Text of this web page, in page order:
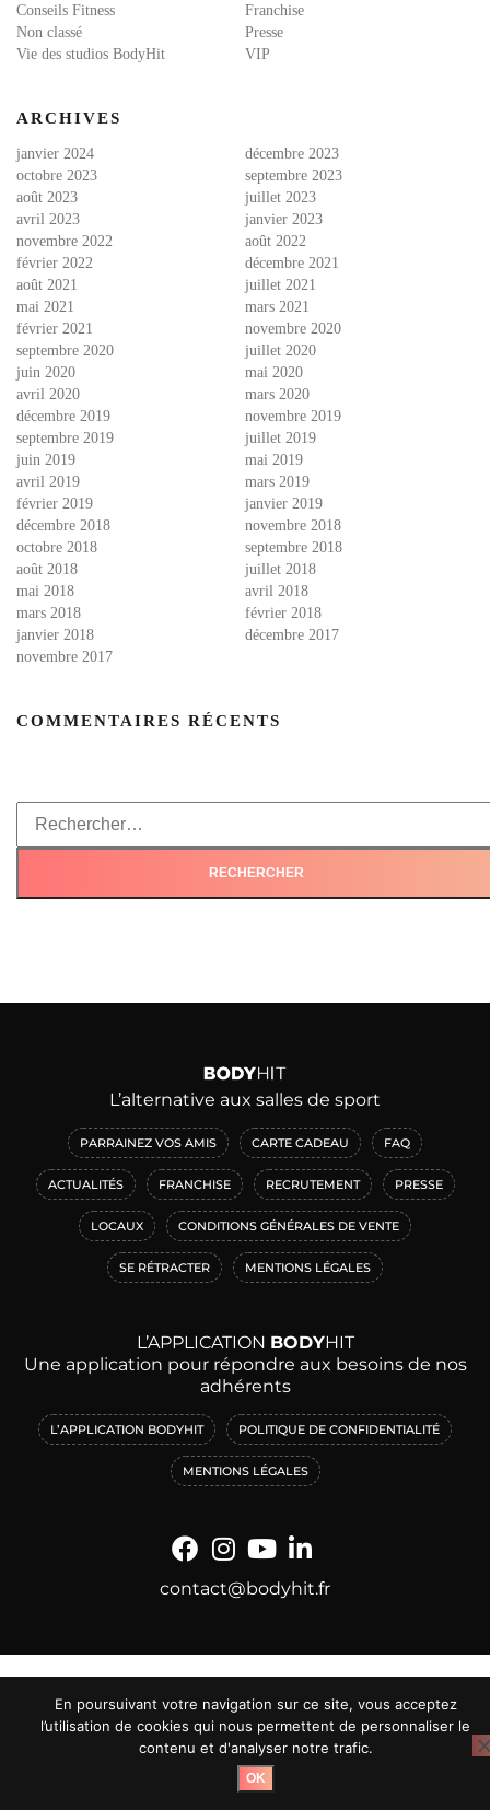
Conseils Fitness
Franchise
Non classé
Presse
Vie des studios BodyHit
VIP
ARCHIVES
janvier 2024
décembre 2023
octobre 2023
septembre 2023
août 2023
juillet 2023
avril 2023
janvier 2023
novembre 2022
août 2022
février 2022
décembre 2021
août 2021
juillet 2021
mai 2021
mars 2021
février 2021
novembre 2020
septembre 2020
juillet 2020
juin 2020
mai 2020
avril 2020
mars 2020
décembre 2019
novembre 2019
septembre 2019
juillet 2019
juin 2019
mai 2019
avril 2019
mars 2019
février 2019
janvier 2019
décembre 2018
novembre 2018
octobre 2018
septembre 2018
août 2018
juillet 2018
mai 2018
avril 2018
mars 2018
février 2018
janvier 2018
décembre 2017
novembre 2017
COMMENTAIRES RÉCENTS
L’alternative aux salles de sport
PARRAINEZ VOS AMIS CARTE CADEAU FAQ
ACTUALITÉS FRANCHISE RECRUTEMENT PRESSE
LOCAUX CONDITIONS GÉNÉRALES DE VENTE
SE RÉTRACTER MENTIONS LÉGALES
L’APPLICATION BODYHIT
Une application pour répondre aux besoins de nos
adhérents
L’APPLICATION BODYHIT POLITIQUE DE CONFIDENTIALITÉ
MENTIONS LÉGALES
contact@bodyhit.fr
En poursuivant votre navigation sur ce site, vous acceptez
l’utilisation de cookies qui nous permettent de personnaliser le
contenu et d'analyser notre trafic.
OK